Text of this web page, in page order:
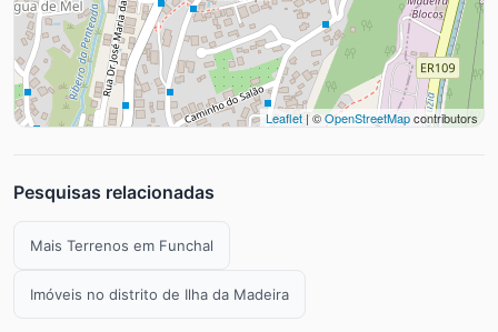
Leaflet | ©OpenStreetMapcontributors
Pesquisas relacionadas
Mais Terrenos em Funchal
Imóveis no distrito de Ilha da Madeira